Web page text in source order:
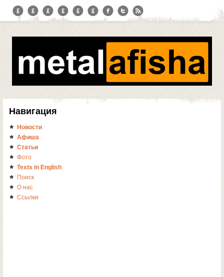
Навигация
Новости
Афиша
Статьи
Фото
Texts in English
Поиск
О нас
Ссылки